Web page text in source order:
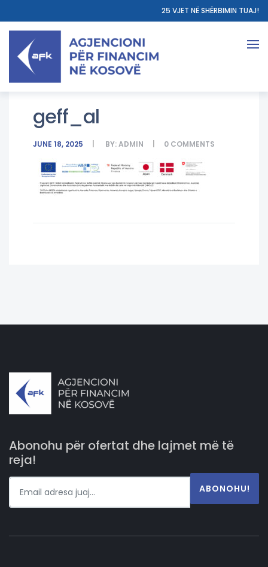
25 VJET NË SHËRBIMIN TUAJ!
geff_al
JUNE 18, 2025 BY:ADMIN 0 COMMENTS
Abonohu për ofertat dhe lajmet më të
reja!
ABONOHU!